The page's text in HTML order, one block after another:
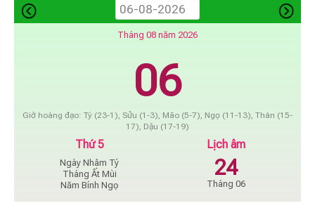
Tháng 08 năm 2026
06
Giờ hoàng đạo: Tý (23-1), Sửu (1-3), Mão (5-7), Ngọ (11-13), Thân (15-
17), Dậu (17-19)
Thứ 5
Ngày Nhâm Tý
Tháng Ất Mùi
Năm Bính Ngọ
Lịch âm
24
Tháng 06